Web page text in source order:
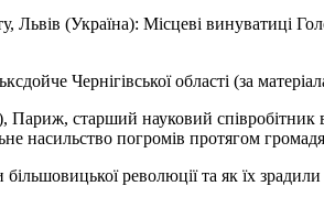
Львів (Україна): Місцеві винуватиці
Чернігівської області (за
старший науковий співробітник
насильство погромів протягом
революції та як їх зрадили